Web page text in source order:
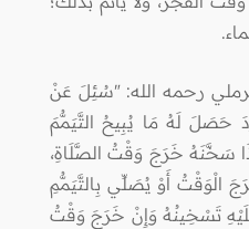
رحمه الله: "سُئِلَ عَنْ
حَصَلَ لَهُ مَا يُبِيحُ التَّيَمُّمَ
سَخَّنَهُ خَرَجَ وَقْتُ الصَّلَاةِ،
الْوَقْتُ أَوْ يُصَلِّي بِالتَّيَمُّمِ
تَسْخِينُهُ وَإِنْ خَرَجَ وَقْتُ